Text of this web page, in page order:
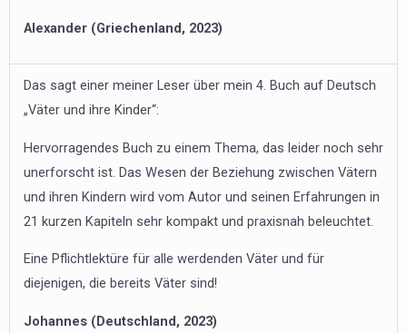
Alexander (Griechenland, 2023)
Das sagt einer meiner Leser über mein 4. Buch auf Deutsch
„Väter und ihre Kinder“:
Hervorragendes Buch zu einem Thema, das leider noch sehr
unerforscht ist. Das Wesen der Beziehung zwischen Vätern
und ihren Kindern wird vom Autor und seinen Erfahrungen in
21 kurzen Kapiteln sehr kompakt und praxisnah beleuchtet.
Eine Pflichtlektüre für alle werdenden Väter und für
diejenigen, die bereits Väter sind!
Johannes (Deutschland, 2023)